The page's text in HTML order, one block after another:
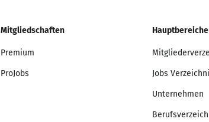
Mitgliedschaften
Premium
ProJobs
Hauptbereiche
Jobs
Unternehmen